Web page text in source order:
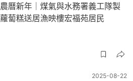
農曆新年｜煤氣與水務署義工隊製
蘿蔔糕送居漁映樓宏福苑居民
2025-08-22